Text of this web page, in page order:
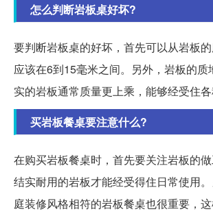
怎么判断岩板桌好坏?
要判断岩板桌的好坏，首先可以从岩板
应该在6到15毫米之间。另外，岩板的质
实的岩板通常质量更上乘，能够经受住各
买岩板餐桌要注意什么?
在购买岩板餐桌时，首先要关注岩板的
结实耐用的岩板才能经受得住日常使用
庭装修风格相符的岩板餐桌也很重要，